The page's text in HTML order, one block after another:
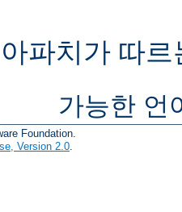
파치가 따
가능한 언
Foundation.
Version 2.0